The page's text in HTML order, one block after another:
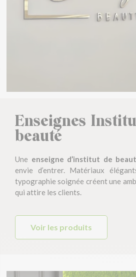
Enseignes
beauté
Une enseigne d’institut de
envie d’entrer. Matériaux
typographie soignée créent une
qui attire les clients.
Voir les produits